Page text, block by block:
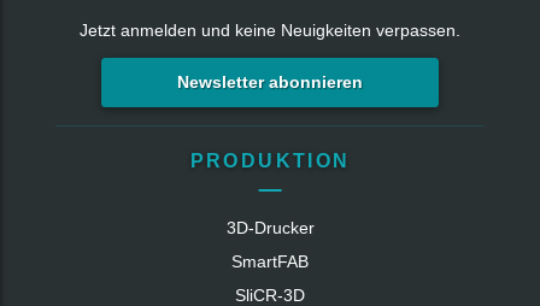
Jetzt anmelden und keine Neuigkeiten verpassen.
Newsletter abonnieren
PRODUKTION
3D-Drucker
SmartFAB
SliCR‑3D